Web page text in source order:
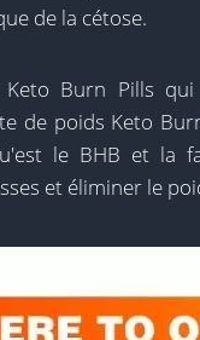
de la cétose.
Burn Pills
de poids Keto
le BHB et la
et éliminer le